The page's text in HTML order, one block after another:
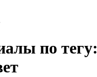
по тегу: